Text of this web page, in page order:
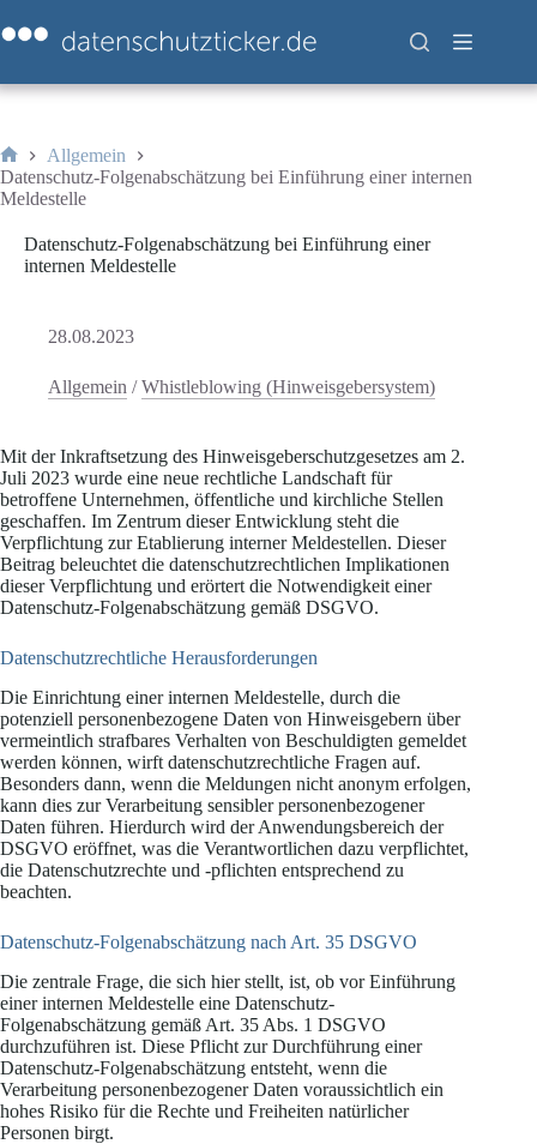
Inhalt
springen
Start
Allgemein
Datenschutz-Folgenabschätzung bei Einführung einer internen
Meldestelle
Datenschutz-Folgenabschätzung bei Einführung einer
internen Meldestelle
28.08.2023
Allgemein /Whistleblowing (Hinweisgebersystem)
Mit der Inkraftsetzung des Hinweisgeberschutzgesetzes am 2.
Juli 2023 wurde eine neue rechtliche Landschaft für
betroffene Unternehmen, öffentliche und kirchliche Stellen
geschaffen. Im Zentrum dieser Entwicklung steht die
Verpflichtung zur Etablierung interner Meldestellen. Dieser
Beitrag beleuchtet die datenschutzrechtlichen Implikationen
dieser Verpflichtung und erörtert die Notwendigkeit einer
Datenschutz-Folgenabschätzung gemäß DSGVO.
Datenschutzrechtliche Herausforderungen
Die Einrichtung einer internen Meldestelle, durch die
potenziell personenbezogene Daten von Hinweisgebern über
vermeintlich strafbares Verhalten von Beschuldigten gemeldet
werden können, wirft datenschutzrechtliche Fragen auf.
Besonders dann, wenn die Meldungen nicht anonym erfolgen,
kann dies zur Verarbeitung sensibler personenbezogener
Daten führen. Hierdurch wird der Anwendungsbereich der
DSGVO eröffnet, was die Verantwortlichen dazu verpflichtet,
die Datenschutzrechte und -pflichten entsprechend zu
beachten.
Datenschutz-Folgenabschätzung nach Art. 35 DSGVO
Die zentrale Frage, die sich hier stellt, ist, ob vor Einführung
einer internen Meldestelle eine Datenschutz-
Folgenabschätzung gemäß Art. 35 Abs. 1 DSGVO
durchzuführen ist. Diese Pflicht zur Durchführung einer
Datenschutz-Folgenabschätzung entsteht, wenn die
Verarbeitung personenbezogener Daten voraussichtlich ein
hohes Risiko für die Rechte und Freiheiten natürlicher
Personen birgt.